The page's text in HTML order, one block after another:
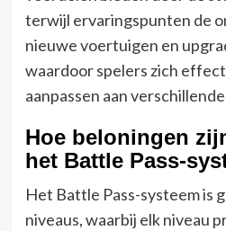
terwijl ervaringspunten de
nieuwe voertuigen en
waardoor spelers zich
aanpassen aan
Hoe beloningen
het Battle Pass-
Het Battle Pass-systeem is
niveaus, waarbij elk niveau